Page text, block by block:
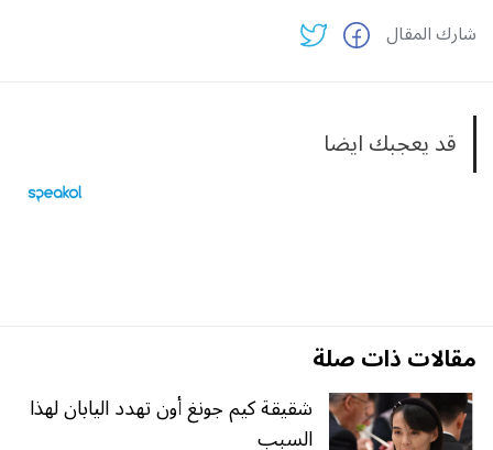
شارك المقال
قد يعجبك ايضا
مقالات ذات صلة
شقيقة كيم جونغ أون تهدد اليابان لهذا
السبب